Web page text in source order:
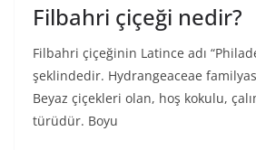
Filbahri çiçeği nedir?
Filbahri çiçeğinin Latince adı
şeklindedir. Hydrangeaceae
Beyaz çiçekleri olan, hoş kokulu,
türüdür. Boyu